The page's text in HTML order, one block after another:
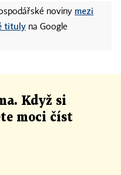
noviny mezi
tituly na Google
Když si
moci číst